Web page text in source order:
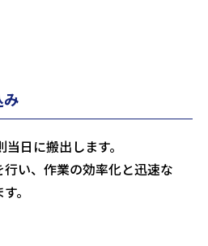
日に搬出します。
い、作業の効率化と迅速な
。